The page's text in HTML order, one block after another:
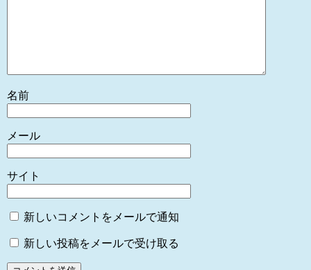
名前
メール
サイト
新しいコメントをメールで通知
新しい投稿をメールで受け取る